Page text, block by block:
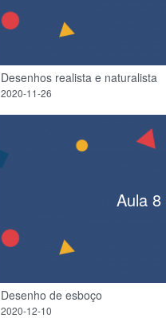
Desenhos realista e naturalista
2020-11-26
Aula 8
Desenho de esboço
2020-12-10